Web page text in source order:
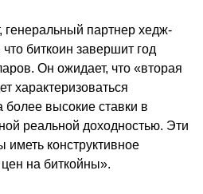
генеральный партнер хедж-
биткоин завершит год
Он ожидает, что «вторая
характеризоваться
высокие ставки в
реальной доходностью. Эти
конструктивное
на биткойны».